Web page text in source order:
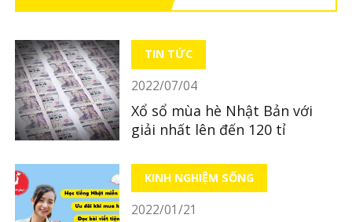
TIN TỨC
2022/07/04
Xổ sổ mùa hè Nhật Bản với
giải nhất lên đến 120 tỉ
KINH NGHIỆM SỐNG
2022/01/21